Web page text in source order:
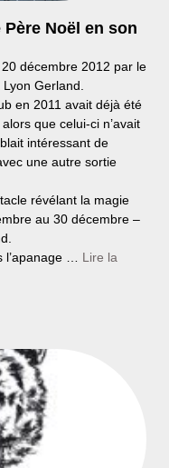
Noël en son
décembre 2012 par le
Gerland.
en 2011 avait déjà été
que celui-ci n’avait
intéressant de
une autre sortie
révélant la magie
au 30 décembre –
l’apanage … Lire la